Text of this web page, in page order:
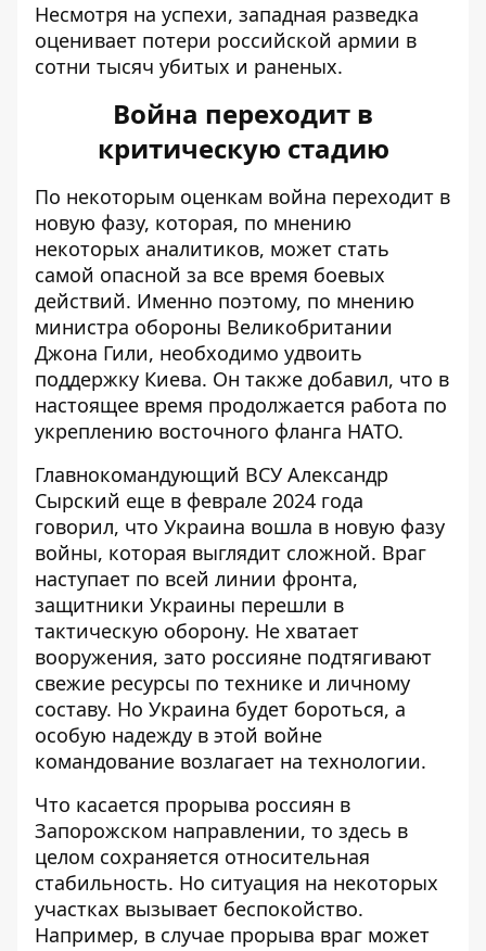
Несмотря на успехи, западная разведка
оценивает потери российской армии в
сотни тысяч убитых и раненых.
Война переходит в
критическую стадию
По некоторым оценкам война переходит в
новую фазу, которая, по мнению
некоторых аналитиков, может стать
самой опасной за все время боевых
действий. Именно поэтому, по мнению
министра обороны Великобритании
Джона Гили, необходимо удвоить
поддержку Киева. Он также добавил, что в
настоящее время продолжается работа по
укреплению восточного фланга НАТО.
Главнокомандующий ВСУ Александр
Сырский еще в феврале 2024 года
говорил, что Украина вошла в новую фазу
войны, которая выглядит сложной. Враг
наступает по всей линии фронта,
защитники Украины перешли в
тактическую оборону. Не хватает
вооружения, зато россияне подтягивают
свежие ресурсы по технике и личному
составу. Но Украина будет бороться, а
особую надежду в этой войне
командование возлагает на технологии.
Что касается прорыва россиян в
Запорожском направлении, то здесь в
целом сохраняется относительная
стабильность. Но ситуация на некоторых
участках вызывает беспокойство.
Например, в случае прорыва враг может